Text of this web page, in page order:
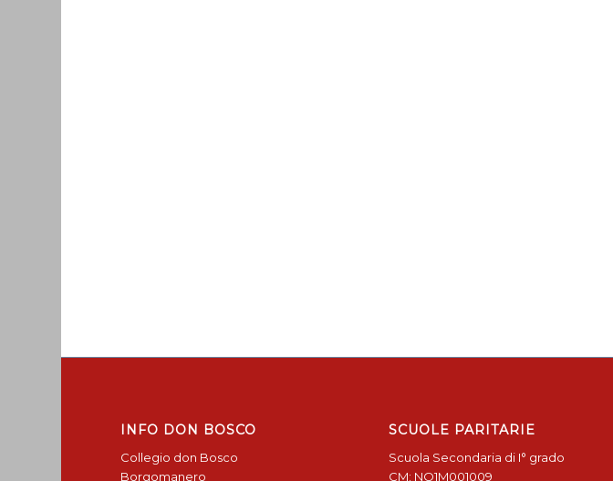
INFO DON BOSCO
Collegio don Bosco
Borgomanero
SCUOLE PARITARIE
Scuola Secondaria di I° grado
CM: NO1M001009